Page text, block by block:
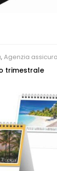
, Agenzia
trimestrale